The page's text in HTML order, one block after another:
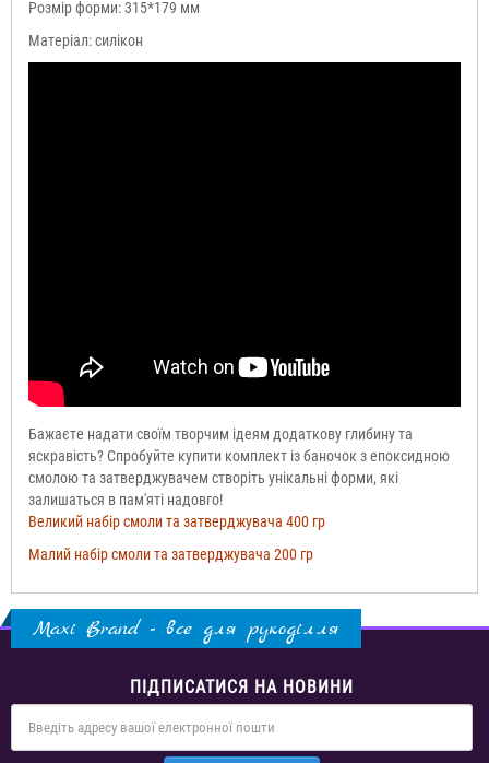
Розмір форми: 315*179 мм
Матеріал: силікон
Бажаєте надати своїм творчим ідеям додаткову глибину та
яскравість? Спробуйте купити комплект із баночок з епоксидною
смолою та затверджувачем створіть унікальні форми, які
залишаться в пам'яті надовго!
Великий набір смоли та затверджувача 400 гр
Малий набір смоли та затверджувача 200 гр
Maxi Brand - все для рукоділля
ПІДПИСАТИСЯ НА НОВИНИ